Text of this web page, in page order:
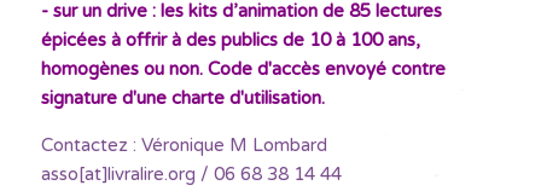
- sur un drive : les kits d’animation de 85 lectures
épicées à offrir à des publics de 10 à 100 ans,
homogènes ou non. Code d'accès envoyé contre
signature d'une charte d'utilisation.
Contactez : Véronique M Lombard
asso[at]livralire.org / 06 68 38 14 44